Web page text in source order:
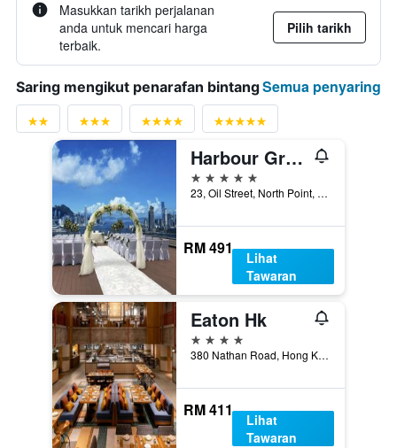
Masukkan tarikh perjalanan
anda untuk mencari harga
terbaik.
Pilih tarikh
Saring mengikut penarafan bintangSemua penyaring
Harbour Grand Hong Kong
5 bintang
23, Oil Street, North Point, Hong Kong, Hong Kong
RM 491
Lihat
Tawaran
Eaton Hk
4 bintang
380 Nathan Road, Hong Kong, Hong Kong
RM 411
Lihat
Tawaran